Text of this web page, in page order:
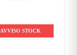
AVVISO STOCK